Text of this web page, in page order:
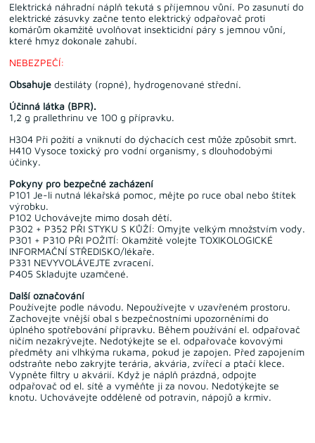
Elektrická náhradní náplň tekutá s příjemnou vůní. Po zasunutí do
elektrické zásuvky začne tento elektrický odpařovač proti
komárům okamžitě uvolňovat insekticidní páry s jemnou vůní,
které hmyz dokonale zahubí.
NEBEZPEČÍ:
Obsahuje destiláty (ropné), hydrogenované střední.
Účinná látka (BPR).
1,2 g prallethrinu ve 100 g přípravku.
H304 Při požití a vniknutí do dýchacích cest může způsobit smrt.
H410 Vysoce toxický pro vodní organismy, s dlouhodobými
účinky.
Pokyny pro bezpečné zacházení
P101 Je-li nutná lékařská pomoc, mějte po ruce obal nebo štítek
výrobku.
P102 Uchovávejte mimo dosah dětí.
P302 + P352 PŘI STYKU S KŮŽÍ: Omyjte velkým množstvím vody.
P301 + P310 PŘI POŽITÍ: Okamžitě volejte TOXIKOLOGICKÉ
INFORMAČNÍ STŘEDISKO/lékaře.
P331 NEVYVOLÁVEJTE zvracení.
P405 Skladujte uzamčené.
Další označování
Používejte podle návodu. Nepoužívejte v uzavřeném prostoru.
Zachovejte vnější obal s bezpečnostními upozorněními do
úplného spotřebování přípravku. Během používání el. odpařovač
ničím nezakrývejte. Nedotýkejte se el. odpařovače kovovými
předměty ani vlhkýma rukama, pokud je zapojen. Před zapojením
odstraňte nebo zakryjte terária, akvária, zvířecí a ptačí klece.
Vypněte filtry u akvárií. Když je náplň prázdná, odpojte
odpařovač od el. sítě a vyměňte ji za novou. Nedotýkejte se
knotu. Uchovávejte odděleně od potravin, nápojů a krmiv.